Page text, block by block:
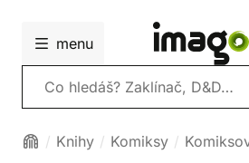
menu
Vyhledávání
Knihy Komiksy